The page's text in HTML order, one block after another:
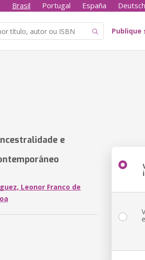
Brasil Portugal España
Publique
e
Leonor Franco de